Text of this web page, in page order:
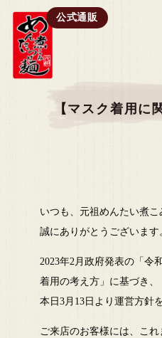
公式通販
【マスク着用に
いつも、元祖めんたい煮
誠にありがとうございます
2023年2月政府発表の「令
着用の考え方」に基づき、
本日3月13日より運営方針
ご来店のお客様には、こ